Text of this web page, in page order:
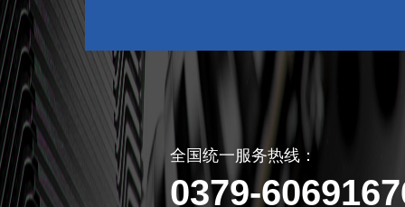
全国统一服务热线：
0379-